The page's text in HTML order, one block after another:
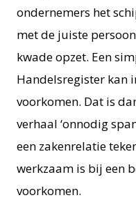
ondernemers het
met de juiste
kwade opzet. Een
Handelsregister kan
voorkomen. Dat is
verhaal ‘onnodig
een zakenrelatie
werkzaam is bij een
voorkomen.